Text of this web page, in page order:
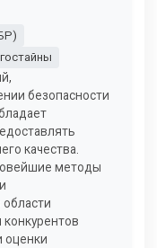
безопасности
качества.
методы
оценки